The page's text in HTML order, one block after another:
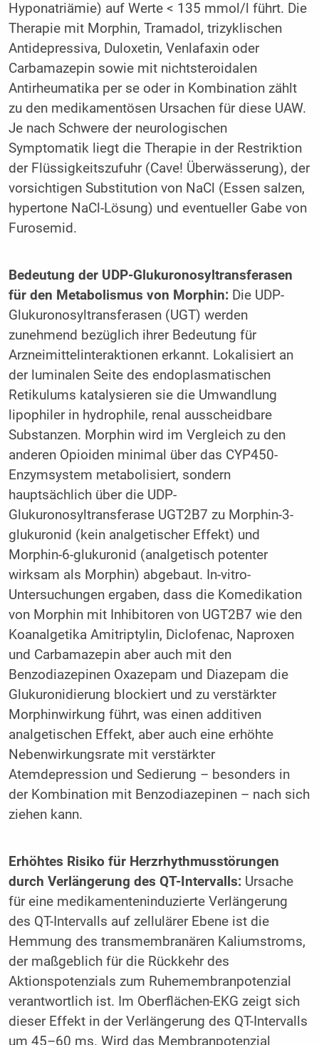
Hyponatriämie) auf Werte < 135 mmol/l führt. Die
Therapie mit Morphin, Tramadol, trizyklischen
Antidepressiva, Duloxetin, Venlafaxin oder
Carbamazepin sowie mit nichtsteroidalen
Antirheumatika per se oder in Kombination zählt
zu den medikamentösen Ursachen für diese UAW.
Je nach Schwere der neurologischen
Symptomatik liegt die Therapie in der Restriktion
der Flüssigkeitszufuhr (Cave! Überwässerung), der
vorsichtigen Substitution von NaCl (Essen salzen,
hypertone NaCl-Lösung) und eventueller Gabe von
Furosemid.
Bedeutung der UDP-Glukuronosyltransferasen
für den Metabolismus von Morphin:Die UDP-
Glukuronosyltransferasen (UGT) werden
zunehmend bezüglich ihrer Bedeutung für
Arzneimittelinteraktionen erkannt. Lokalisiert an
der luminalen Seite des endoplasmatischen
Retikulums katalysieren sie die Umwandlung
lipophiler in hydrophile, renal ausscheidbare
Substanzen. Morphin wird im Vergleich zu den
anderen Opioiden minimal über das CYP450-
Enzymsystem metabolisiert, sondern
hauptsächlich über die UDP-
Glukuronosyltransferase UGT2B7 zu Morphin-3-
glukuronid (kein analgetischer Effekt) und
Morphin-6-glukuronid (analgetisch potenter
wirksam als Morphin) abgebaut. In-vitro-
Untersuchungen ergaben, dass die Komedikation
von Morphin mit Inhibitoren von UGT2B7 wie den
Koanalgetika Amitriptylin, Diclofenac, Naproxen
und Carba­mazepin aber auch mit den
Benzodiazepinen Oxazepam und Diazepam die
Glukuronidierung blockiert und zu verstärkter
Morphinwirkung führt, was einen additiven
analgetischen Effekt, aber auch eine erhöhte
Nebenwirkungsrate mit verstärkter
Atemdepression und Sedierung – besonders in
der Kombination mit Benzodiazepinen – nach sich
ziehen kann.
Erhöhtes Risiko für Herzrhythmusstörungen
durch Verlängerung des QT-Intervalls:Ursache
für eine medikamenteninduzierte Verlängerung
des QT-Intervalls auf zellulärer Ebene ist die
Hemmung des transmembranären Kaliumstroms,
der maßgeblich für die Rückkehr des
Aktionspotenzials zum Ruhemembranpotenzial
verantwortlich ist. Im Oberflächen-EKG zeigt sich
dieser Effekt in der Verlängerung des QT-Intervalls
um 45–60 ms. Wird das Membranpotenzial